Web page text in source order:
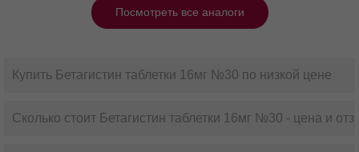
Фармакодинамика
антагонист H3-гистаминовых рецепторов вестибулярных ядер
Посмотреть все аналоги
Купить Бетагистин таблетки 16мг №30 по низкой цене
Сколько стоит Бетагистин таблетки 16мг №30 - цена и